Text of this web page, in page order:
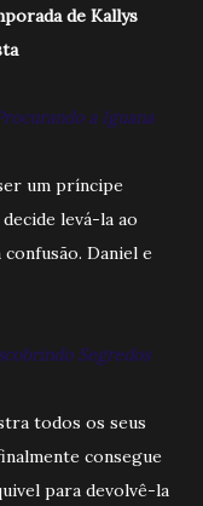
de Kallys
a Iguana
um príncipe
levá-la ao
Daniel e
Segredos
todos os seus
consegue
para devolvê-la